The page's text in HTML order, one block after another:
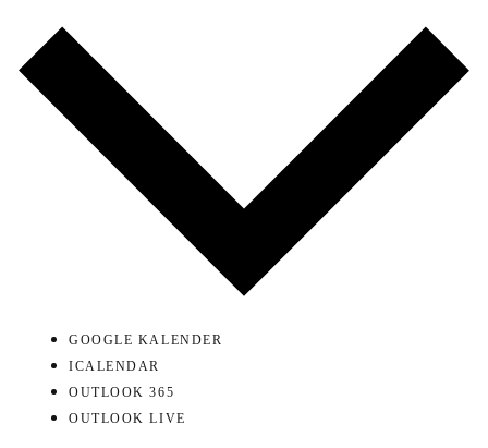
GOOGLE KALENDER
ICALENDAR
OUTLOOK 365
OUTLOOK LIVE